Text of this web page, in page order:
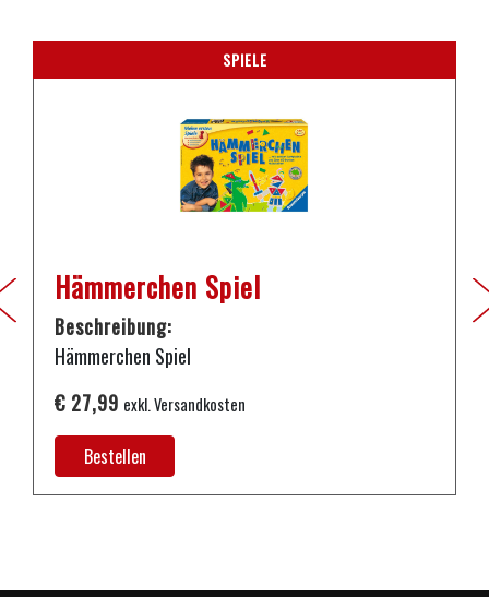
SPIELE
Hämmerchen Spiel
Beschreibung:
Hämmerchen Spiel
€ 27,99 exkl. Versandkosten
Bestellen